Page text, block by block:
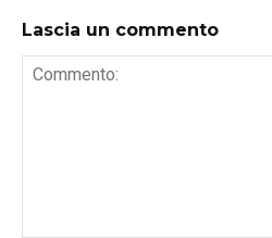
Lascia un commento